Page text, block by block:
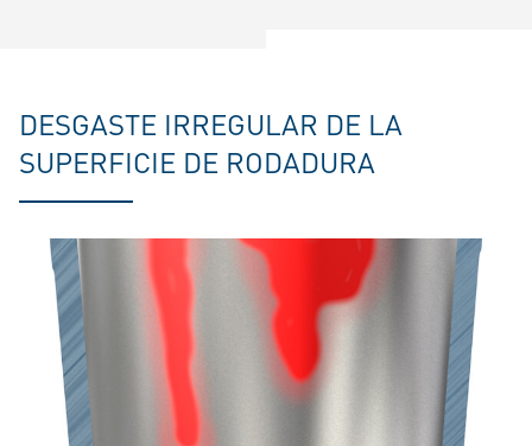
DESGASTE IRREGULAR DE LA
SUPERFICIE DE RODADURA